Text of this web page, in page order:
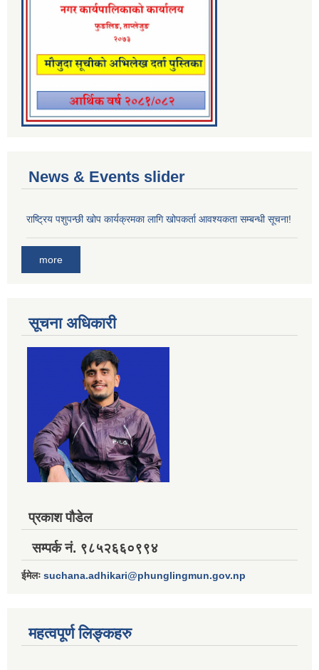
News & Events slider
राष्ट्रिय पशुपन्छी खोप कार्यक्रमका लागि खोपकर्ता आवश्यकता सम्बन्धी सूचना!
more
सूचना अधिकारी
प्रकाश पौडेल
सम्पर्क नं. ९८५२६६०९९४
ईमेलः suchana.adhikari@phunglingmun.gov.np
महत्वपूर्ण लिङ्कहरु